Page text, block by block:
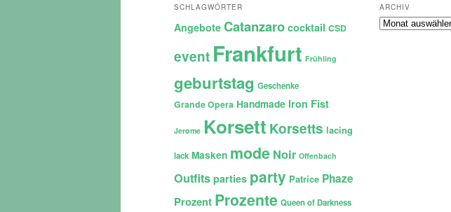
SCHLAGWÖRTER
Angebote Catanzaro cocktail CSD
event Frankfurt Frühling
geburtstag Geschenke
Grande Opera Handmade Iron Fist
Jerome Korsett Korsetts lacing
lack Masken mode Noir Offenbach
Outfits parties party Patrice Phaze
Prozent Prozente Queen of Darkness
ARCHIV
Archiv